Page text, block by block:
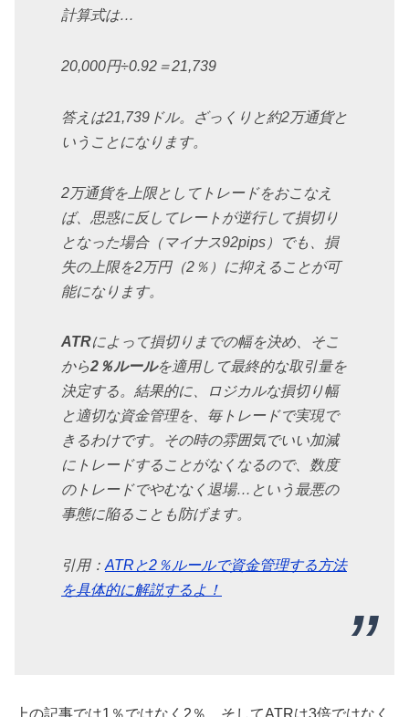
計算式は…
20,000円÷0.92＝21,739
答えは21,739ドル。ざっくりと約2万通貨と
いうことになります。
2万通貨を上限としてトレードをおこなえ
ば、思惑に反してレートが逆行して損切り
となった場合（マイナス92pips）でも、損
失の上限を2万円（2％）に抑えることが可
能になります。
ATRによって損切りまでの幅を決め、そこ
から2％ルールを適用して最終的な取引量を
決定する。結果的に、ロジカルな損切り幅
と適切な資金管理を、毎トレードで実現で
きるわけです。その時の雰囲気でいい加減
にトレードすることがなくなるので、数度
のトレードでやむなく退場…という最悪の
事態に陥ることも防げます。
引用： ATRと2％ルールで資金管理する方法
を具体的に解説するよ！
上の記事では1％ではなく2％。そしてATRは3倍ではなく